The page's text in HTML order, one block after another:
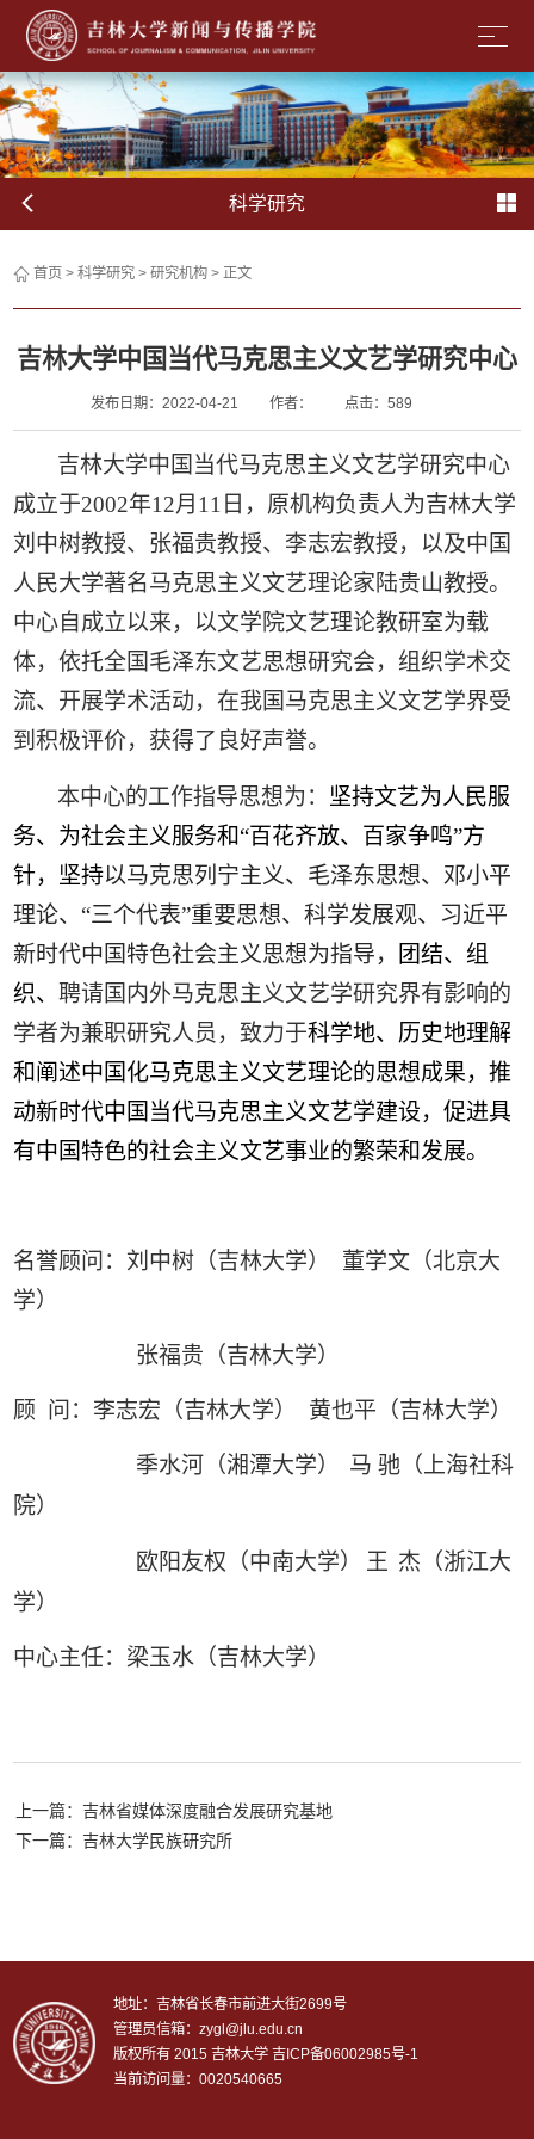
科学研究
首页 >科学研究 >研究机构 > 正文
吉林大学中国当代马克思主义文艺学研究中心
发布日期：2022-04-21 作者： 点击： 589
吉林大学中国当代马克思主义文艺学研究中心
成立于2002年12月 11 日，原机构负责人为吉林大学
刘中树教授、张福贵教授、李志宏教授，以及中国
人民大学著名马克思主义文艺理论家陆贵山教授。
中心自成立以来，以文学院文艺理论教研室为载
体，依托全国毛泽东文艺思想研究会，组织学术交
流、开展学术活动，在我国马克思主义文艺学界受
到积极评价，获得了良好声誉。
本中心的工作指导思想为： 坚持文艺为人民服
务、为社会主义服务和“百花齐放、百家争鸣”方
针，坚持以马克思列宁主义、毛泽东思想、邓小平
理论、“三个代表”重要思想、科学发展观、习近平
新时代中国特色社会主义思想为指导，
团结、组
织、聘请国内外马克思主义文艺学研究界有影响的
学者为兼职研究人员，致力于科学地、历史地理解
和阐述中国化马克思主义文艺理论的思想成果，推
动新时代中国当代马克思主义文艺学建设，促进具
有中国特色的社会主义文艺事业的繁荣和发展。
名誉顾问：刘中树（吉林大学） 董学文（北京大
学）
张福贵（吉林大学）
顾 问：李志宏（吉林大学） 黄也平（吉林大学）
季水河（湘潭大学）
马 驰（上海社科
院）
欧阳友权（中南大学） 王 杰（浙江大
学）
中心主任：梁玉水（吉林大学）
上一篇：吉林省媒体深度融合发展研究基地
下一篇：吉林大学民族研究所
地址：吉林省长春市前进大街2699号
管理员信箱：zygl@jlu.edu.cn
版权所有 2015 吉林大学 吉ICP备06002985号-1
当前访问量：0020540665